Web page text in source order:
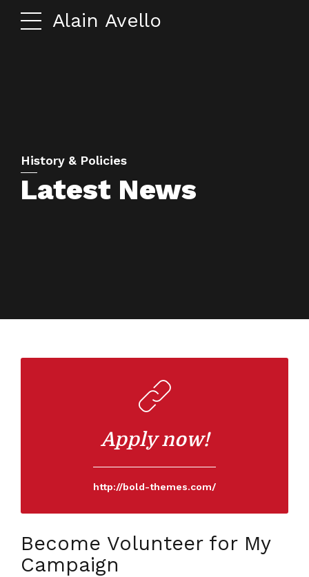
Alain Avello
History & Policies
Latest News
Apply now!
http://bold-themes.com/
Become Volunteer for My
Campaign